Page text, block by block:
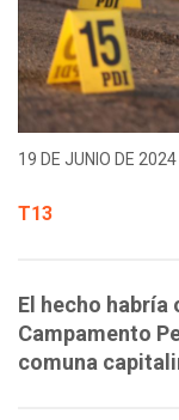
19 DE JUNIO DE
T13
El hecho
Campamento
comuna